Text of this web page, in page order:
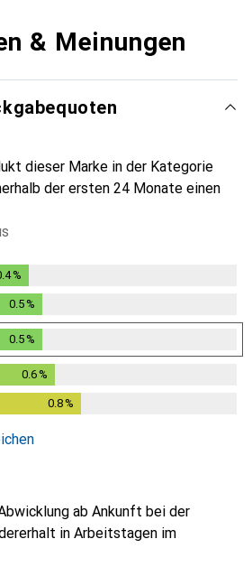
& Meinungen
dieser Marke in der Kategorie
der ersten 24 Monate einen
%
0.5%
0.5%
0.6 %
0.8%
ab Ankunft bei der
in Arbeitstagen im